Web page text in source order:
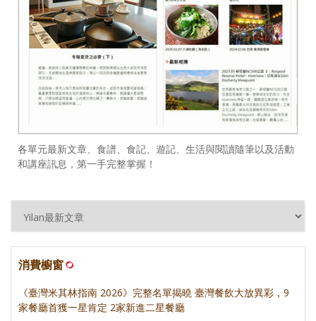
各單元最新文章、食譜、食記、遊記、生活與閱讀隨筆以及活動
和講座訊息，第一手完整掌握！
消費櫥窗
《臺灣米其林指南 2026》完整名單揭曉 臺灣餐飲大放異彩，9
家餐廳首獲一星肯定 2家新進二星餐廳